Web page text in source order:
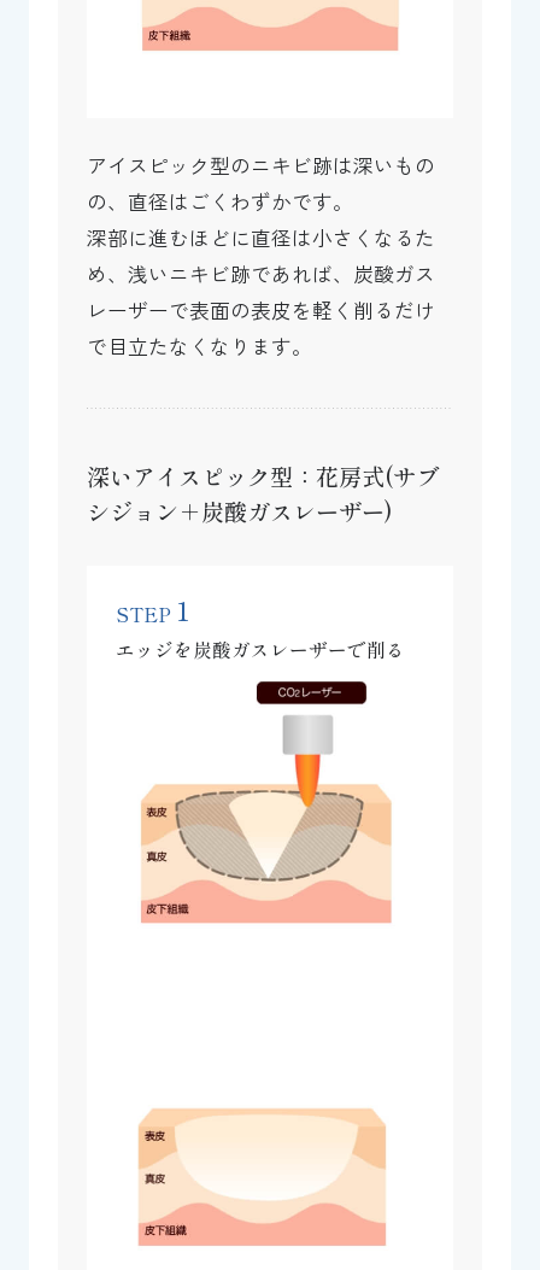
アイスピック型のニキビ跡は深いもの
の、直径はごくわずかです。
深部に進むほどに直径は小さくなるた
め、浅いニキビ跡であれば、炭酸ガス
レーザーで表面の表皮を軽く削るだけ
で目立たなくなります。
深いアイスピック型：花房式(サブ
シジョン＋炭酸ガスレーザー)
STEP 1
エッジを炭酸ガスレーザーで削る